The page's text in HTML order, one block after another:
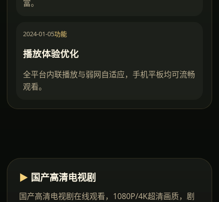
富。
2024-01-05功能
播放体验优化
全平台内联播放与弱网自适应，手机平板均可流畅
观看。
▶ 国产高清电视剧
国产高清电视剧在线观看，1080P/4K超清画质，剧